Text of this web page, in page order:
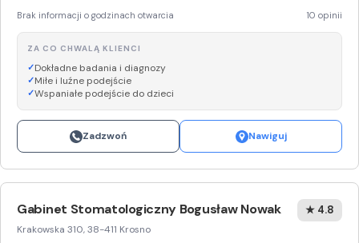
Brak informacji o godzinach otwarcia 10 opinii
ZA CO CHWALĄ KLIENCI
Dokładne badania i diagnozy
Miłe i luźne podejście
Wspaniałe podejście do dzieci
Zadzwoń Nawiguj
Gabinet Stomatologiczny Bogusław Nowak
Krakowska 310, 38-411 Krosno
★ 4.8